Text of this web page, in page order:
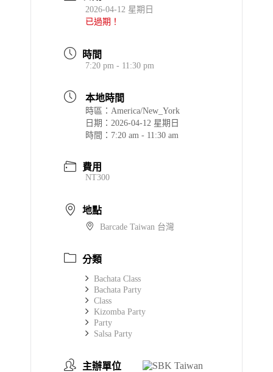
2026-04-12 星期日
已過期！
時間
7:20 pm - 11:30 pm
本地時間
時區： America/New_York
日期： 2026-04-12 星期日
時間： 7:20 am - 11:30 am
費用
NT300
地點
Barcade Taiwan 台灣
分類
Bachata Class
Bachata Party
Class
Kizomba Party
Party
Salsa Party
主辦單位